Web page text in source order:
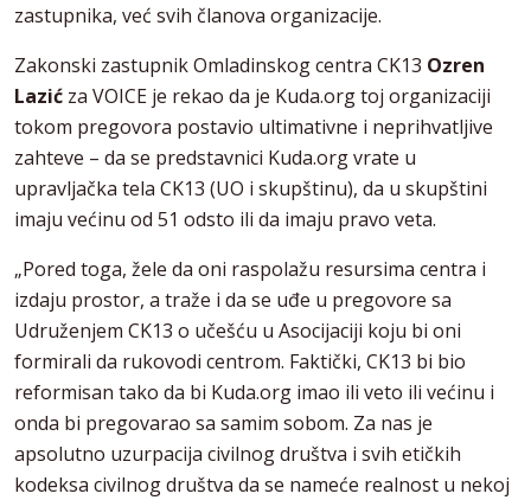
zastupnika, već svih članova organizacije.
Zakonski zastupnik Omladinskog centra CK13 Ozren
Lazić za VOICE je rekao da je Kuda.org toj organizaciji
tokom pregovora postavio ultimativne i neprihvatljive
zahteve – da se predstavnici Kuda.org vrate u
upravljačka tela CK13 (UO i skupštinu), da u skupštini
imaju većinu od 51 odsto ili da imaju pravo veta.
„Pored toga, žele da oni raspolažu resursima centra i
izdaju prostor, a traže i da se uđe u pregovore sa
Udruženjem CK13 o učešću u Asocijaciji koju bi oni
formirali da rukovodi centrom. Faktički, CK13 bi bio
reformisan tako da bi Kuda.org imao ili veto ili većinu i
onda bi pregovarao sa samim sobom. Za nas je
apsolutno uzurpacija civilnog društva i svih etičkih
kodeksa civilnog društva da se nameće realnost u nekoj